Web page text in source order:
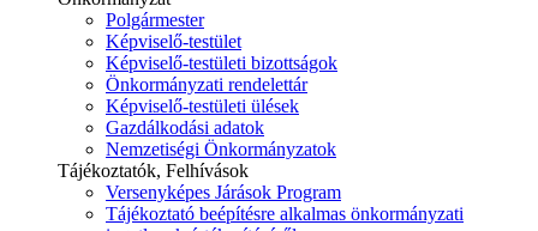
Polgármester
Képviselő-testület
Képviselő-testületi bizottságok
Önkormányzati rendelettár
Képviselő-testületi ülések
Gazdálkodási adatok
Nemzetiségi Önkormányzatok
Tájékoztatók, Felhívások
Versenyképes Járások Program
Tájékoztató beépítésre alkalmas önkormányzati